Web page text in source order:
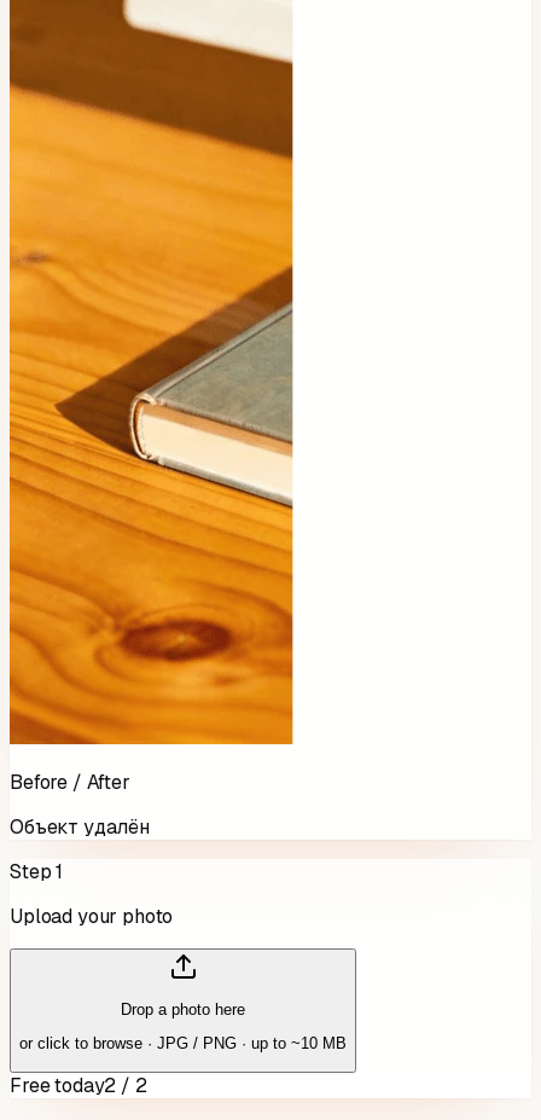
Before / After
Объект удалён
Step 1
Upload your photo
Drop a photo here
or click to browse · JPG / PNG · up to ~10 MB
Free today2 / 2